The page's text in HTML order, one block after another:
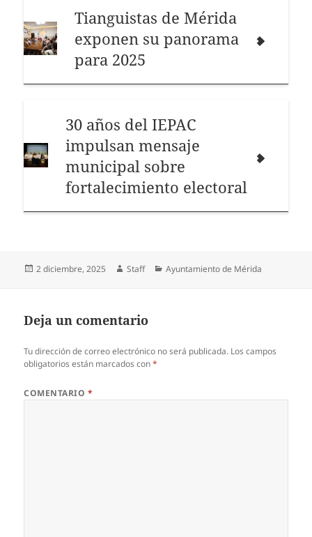
Tianguistas de Mérida
exponen su panorama
para 2025
30 años del IEPAC
impulsan mensaje
municipal sobre
fortalecimiento electoral
Publicado
2 diciembre, 2025 Autor
Staff Categorías
Ayuntamiento de Mérida
Deja un comentario
Tu dirección de correo electrónico no será publicada. Los campos
obligatorios están marcados con*
COMENTARIO *